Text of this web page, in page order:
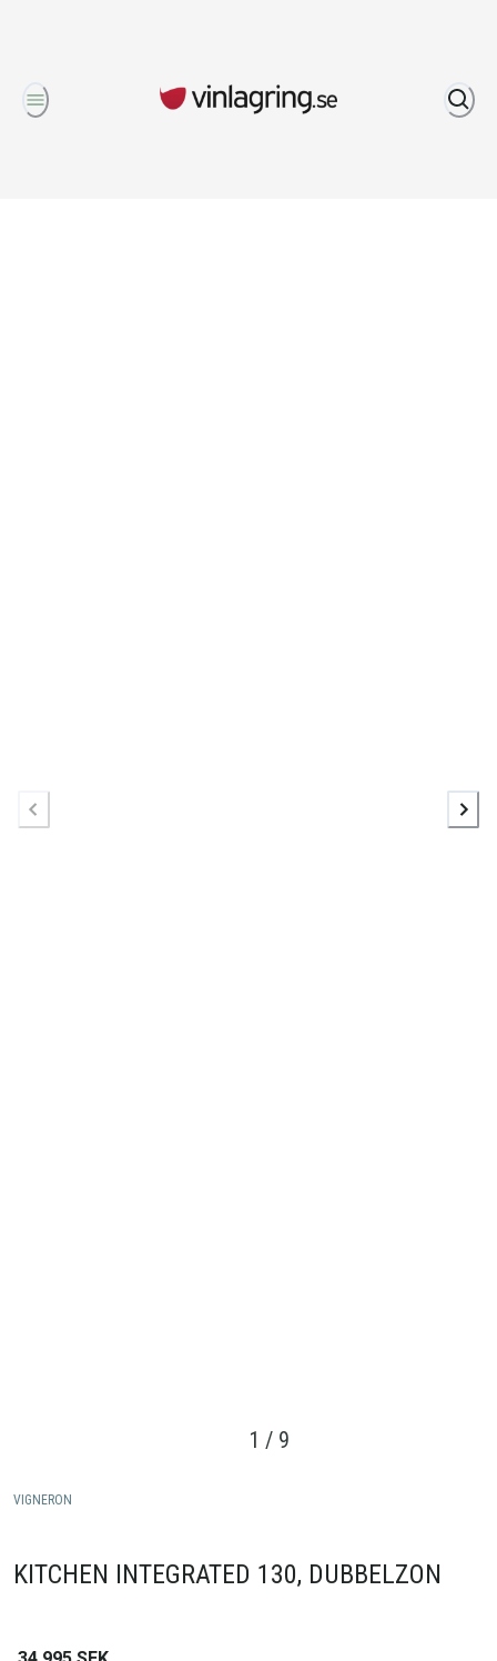
1 / 9
VIGNERON
KITCHEN INTEGRATED 130, DUBBELZON